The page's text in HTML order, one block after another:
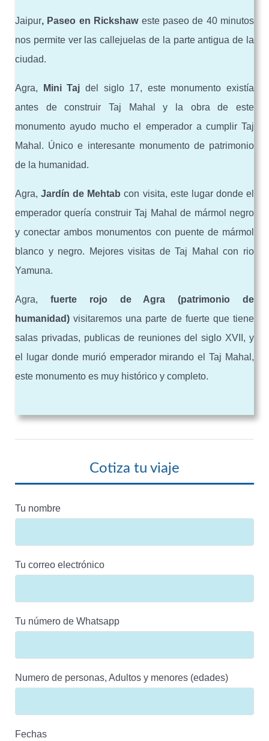
Jaipur, Paseo en Rickshaweste paseo de 40 minutos
nos permite ver las callejuelas de la parte antigua de la
ciudad.
Agra, Mini Taj del siglo 17, este monumento existía
antes de construir Taj Mahal y la obra de este
monumento ayudo mucho el emperador a cumplir Taj
Mahal. Único e interesante monumento de patrimonio
de la humanidad.
Agra,Jardín de Mehtab con visita, este lugar donde el
emperador quería construir Taj Mahal de mármol negro
y conectar ambos monumentos con puente de mármol
blanco y negro. Mejores visitas de Taj Mahal con rio
Yamuna.
Agra, fuerte rojo de Agra
(patrimonio de
humanidad)visitaremos una parte de fuerte que tiene
salas privadas, publicas de reuniones del siglo XVII, y
el lugar donde murió emperador mirando el Taj Mahal,
este monumento es muy histórico y completo.
Cotiza tu viaje
Tu nombre
Tu correo electrónico
Tu número de Whatsapp
Numero de personas, Adultos y menores (edades)
Fechas